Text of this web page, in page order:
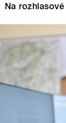
Na